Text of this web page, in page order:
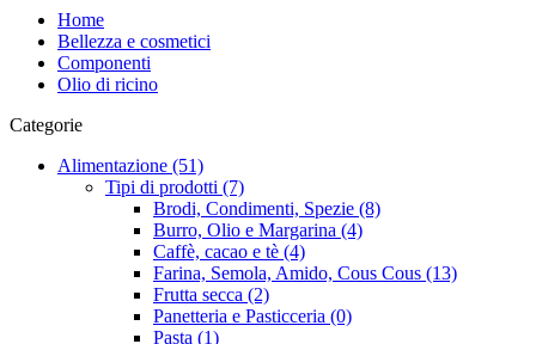
Home
Bellezza e cosmetici
Componenti
Olio di ricino
Categorie
Alimentazione (51)
Tipi di prodotti (7)
Brodi, Condimenti, Spezie (8)
Burro, Olio e Margarina (4)
Caffè, cacao e tè (4)
Farina, Semola, Amido, Cous Cous (13)
Frutta secca (2)
Panetteria e Pasticceria (0)
Pasta (1)